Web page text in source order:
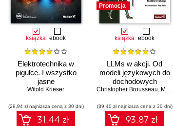
książka ebook
Elektrotechnika w
pigułce. I wszystko
jasne
Witold Krieser
(29,94 zł najniższa cena z 30 dni)
31.44 zł
Promocja
książka ebook
LLMs w akcji. Od
modeli językowych do
dochodowych
produktów
Christopher Brousseau, Matt Sharp
(89,40 zł najniższa cena z 30 dni)
93.87 zł